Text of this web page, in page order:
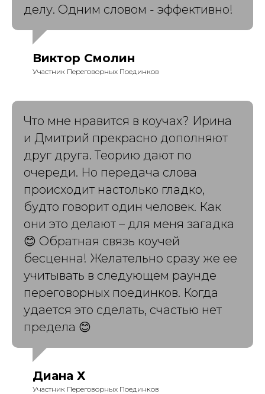
делу. Одним словом - эффективно!
Виктор Смолин
Участник Переговорных Поединков
Что мне нравится в коучах? Ирина
и Дмитрий прекрасно дополняют
друг друга. Теорию дают по
очереди. Но передача слова
происходит настолько гладко,
будто говорит один человек. Как
они это делают – для меня загадка
😊 Обратная связь коучей
бесценна! Желательно сразу же ее
учитывать в следующем раунде
переговорных поединков. Когда
удается это сделать, счастью нет
предела 😊
Диана Х
Участник Переговорных Поединков